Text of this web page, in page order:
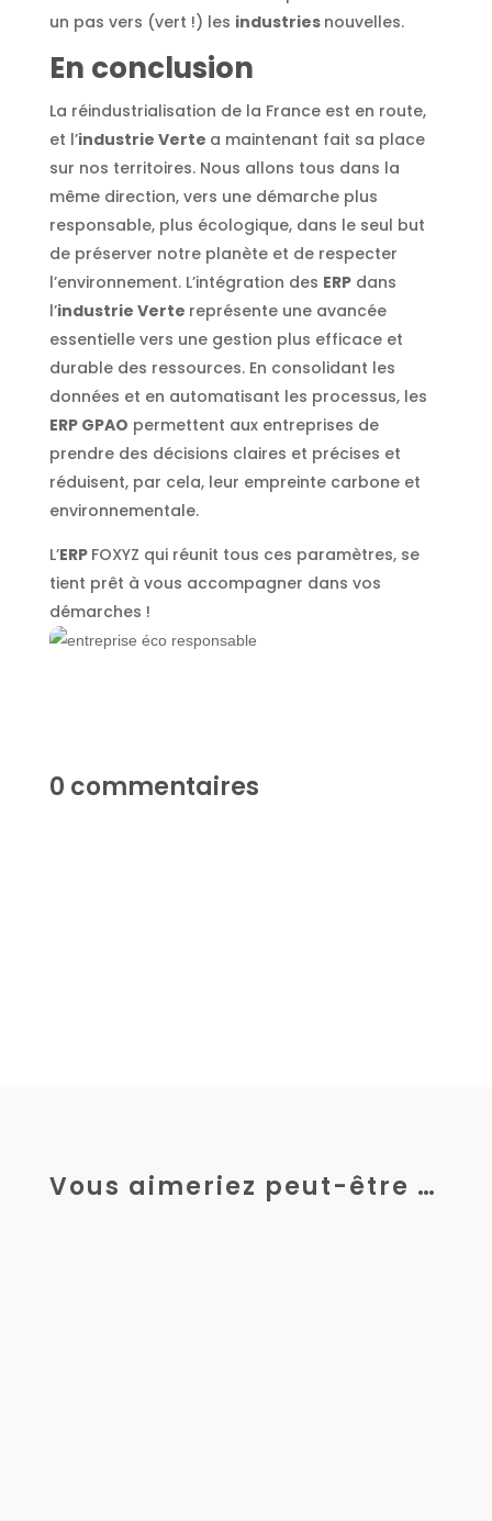
un pas vers (vert !) les industries nouvelles.
En conclusion
La réindustrialisation de la France est en route,
et l’industrie Verte a maintenant fait sa place
sur nos territoires. Nous allons tous dans la
même direction, vers une démarche plus
responsable, plus écologique, dans le seul but
de préserver notre planète et de respecter
l’environnement. L’intégration des ERPdans
l’industrie Verte représente une avancée
essentielle vers une gestion plus efficace et
durable des ressources. En consolidant les
données et en automatisant les processus, les
ERP GPAO permettent aux entreprises de
prendre des décisions claires et précises et
réduisent, par cela, leur empreinte carbone et
environnementale.
L’ERP FOXYZ qui réunit tous ces paramètres, se
tient prêt à vous accompagner dans vos
démarches !
0 commentaires
Vous aimeriez peut-être …